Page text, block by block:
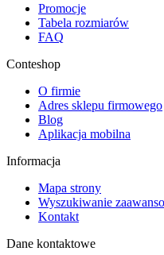
Promocje
Tabela rozmiarów
FAQ
Conteshop
O firmie
Adres sklepu firmowego
Blog
Aplikacja mobilna
Informacja
Mapa strony
Wyszukiwanie
Kontakt
Dane kontaktowe